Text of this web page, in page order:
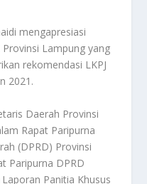
mengapresiasi
Provinsi Lampung yang
rekomendasi LKPJ
2021.
Daerah Provinsi
Rapat Paripurna
(DPRD) Provinsi
Paripurna DPRD
Panitia Khusus